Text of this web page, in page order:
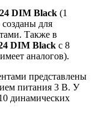
DIM Black (1
для
Также в
DIM Black с 8
аналогов).
представлены
питания 3 В. У
динамических